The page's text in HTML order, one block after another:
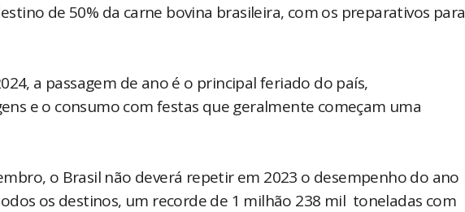
de 50% da carne bovina brasileira, com os preparativos para
a passagem de ano é o principal feriado do país,
e o consumo com festas que geralmente começam uma
o Brasil não deverá repetir em 2023 o desempenho do ano
os destinos, um recorde de 1 milhão 238 mil toneladas com